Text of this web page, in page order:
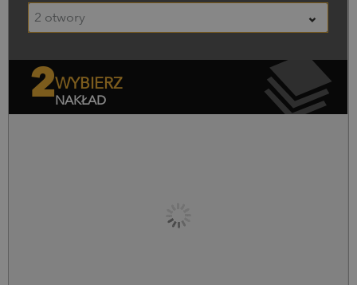
2 otwory
2WYBIERZ
NAKŁAD